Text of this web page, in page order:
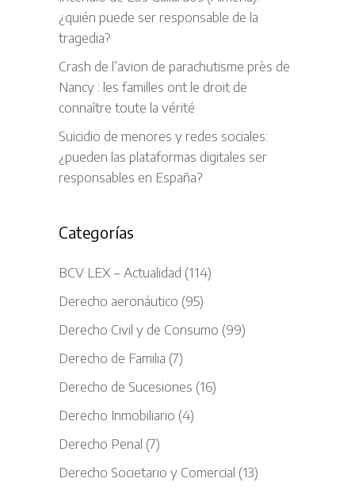
¿quién puede ser responsable de la
tragedia?
Crash de l’avion de parachutisme près de
Nancy : les familles ont le droit de
connaître toute la vérité
Suicidio de menores y redes sociales:
¿pueden las plataformas digitales ser
responsables en España?
Categorías
BCV LEX – Actualidad (114)
Derecho aeronáutico (95)
Derecho Civil y de Consumo (99)
Derecho de Familia (7)
Derecho de Sucesiones (16)
Derecho Inmobiliario (4)
Derecho Penal (7)
Derecho Societario y Comercial (13)